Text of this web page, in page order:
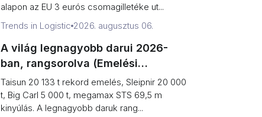
alapon az EU 3 eurós csomagilletéke ut...
Trends in Logistic 2026. augusztus 06.
A világ legnagyobb darui 2026-
ban, rangsorolva (Emelési
kapacitás vs. terminál teljesítmény)
Taisun 20 133 t rekord emelés, Sleipnir 20 000
t, Big Carl 5 000 t, megamax STS 69,5 m
kinyúlás. A legnagyobb daruk rang...